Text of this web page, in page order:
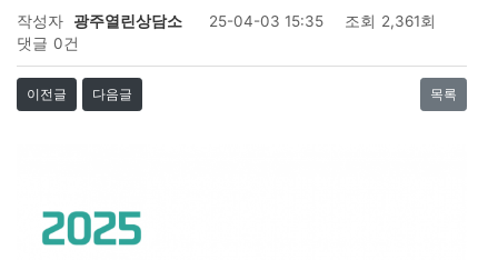
작성자 광주열린상담소 25-04-03 15:35 조회 2,361회
댓글 0건
이전글 다음글 목록